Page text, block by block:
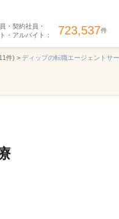
・契約社員・
・アルバイト： 723,537件
件) > ディップの転職エージェントサ